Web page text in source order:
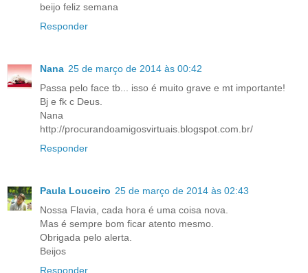
beijo feliz semana
Responder
Nana 25 de março de 2014 às 00:42
Passa pelo face tb... isso é muito grave e mt importante!
Bj e fk c Deus.
Nana
http://procurandoamigosvirtuais.blogspot.com.br/
Responder
Paula Louceiro 25 de março de 2014 às 02:43
Nossa Flavia, cada hora é uma coisa nova.
Mas é sempre bom ficar atento mesmo.
Obrigada pelo alerta.
Beijos
Responder